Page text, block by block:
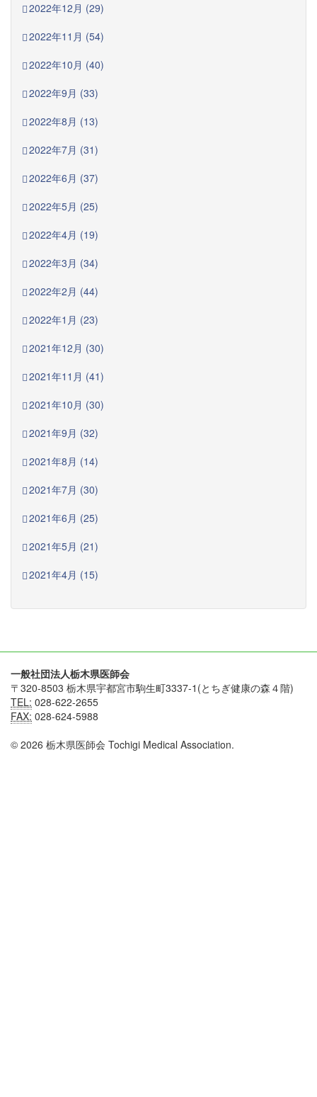
2022年12月 (29)
2022年11月 (54)
2022年10月 (40)
2022年9月 (33)
2022年8月 (13)
2022年7月 (31)
2022年6月 (37)
2022年5月 (25)
2022年4月 (19)
2022年3月 (34)
2022年2月 (44)
2022年1月 (23)
2021年12月 (30)
2021年11月 (41)
2021年10月 (30)
2021年9月 (32)
2021年8月 (14)
2021年7月 (30)
2021年6月 (25)
2021年5月 (21)
2021年4月 (15)
一般社団法人栃木県医師会
〒320-8503 栃木県宇都宮市駒生町3337-1(とちぎ健康の森４階)
TEL: 028-622-2655
FAX: 028-624-5988
© 2026 栃木県医師会 Tochigi Medical Association.